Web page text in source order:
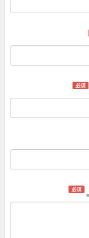
必須
必須